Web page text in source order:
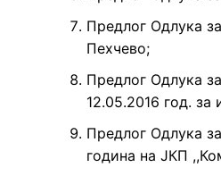
Предлог Одлука
Пехчево;
Предлог Одлука
12.05.2016 год.
Предлог Одлука
година на ЈКП